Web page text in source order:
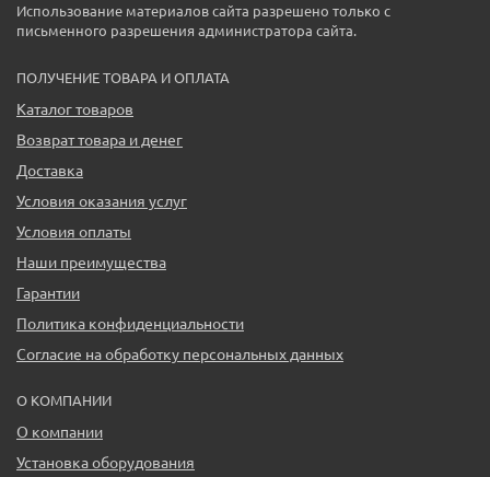
Использование материалов сайта разрешено только с
письменного разрешения администратора сайта.
ПОЛУЧЕНИЕ ТОВАРА И ОПЛАТА
Каталог товаров
Возврат товара и денег
Доставка
Условия оказания услуг
Условия оплаты
Наши преимущества
Гарантии
Политика конфиденциальности
Согласие на обработку персональных данных
О КОМПАНИИ
О компании
Установка оборудования